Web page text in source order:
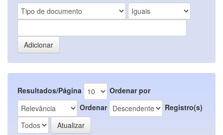
Resultados/Página
Ordenar por
Ordenar
Registro(s)